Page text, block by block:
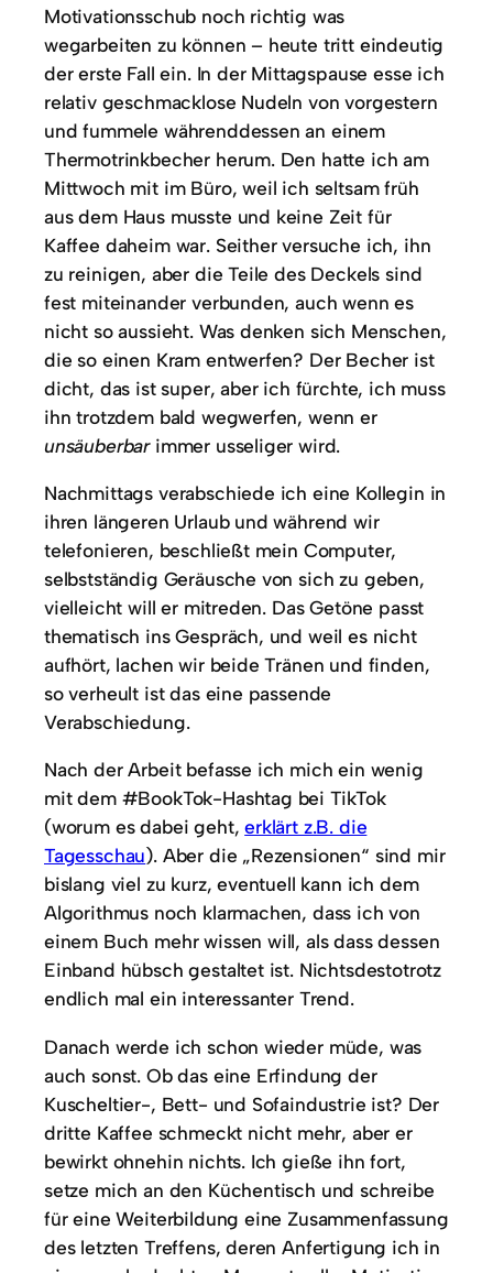
Motivationsschub noch richtig was
wegarbeiten zu können – heute tritt eindeutig
der erste Fall ein. In der Mittagspause esse ich
relativ geschmacklose Nudeln von vorgestern
und fummele währenddessen an einem
Thermotrinkbecher herum. Den hatte ich am
Mittwoch mit im Büro, weil ich seltsam früh
aus dem Haus musste und keine Zeit für
Kaffee daheim war. Seither versuche ich, ihn
zu reinigen, aber die Teile des Deckels sind
fest miteinander verbunden, auch wenn es
nicht so aussieht. Was denken sich Menschen,
die so einen Kram entwerfen? Der Becher ist
dicht, das ist super, aber ich fürchte, ich muss
ihn trotzdem bald wegwerfen, wenn er
unsäuberbarimmer usseliger wird.
Nachmittags verabschiede ich eine Kollegin in
ihren längeren Urlaub und während wir
telefonieren, beschließt mein Computer,
selbstständig Geräusche von sich zu geben,
vielleicht will er mitreden. Das Getöne passt
thematisch ins Gespräch, und weil es nicht
aufhört, lachen wir beide Tränen und finden,
so verheult ist das eine passende
Verabschiedung.
Nach der Arbeit befasse ich mich ein wenig
mit dem #BookTok-Hashtag bei TikTok
(worum es dabei geht,erklärt z.B. die
Tagesschau). Aber die „Rezensionen“ sind mir
bislang viel zu kurz, eventuell kann ich dem
Algorithmus noch klarmachen, dass ich von
einem Buch mehr wissen will, als dass dessen
Einband hübsch gestaltet ist. Nichtsdestotrotz
endlich mal ein interessanter Trend.
Danach werde ich schon wieder müde, was
auch sonst. Ob das eine Erfindung der
Kuscheltier-, Bett- und Sofaindustrie ist? Der
dritte Kaffee schmeckt nicht mehr, aber er
bewirkt ohnehin nichts. Ich gieße ihn fort,
setze mich an den Küchentisch und schreibe
für eine Weiterbildung eine Zusammenfassung
des letzten Treffens, deren Anfertigung ich in